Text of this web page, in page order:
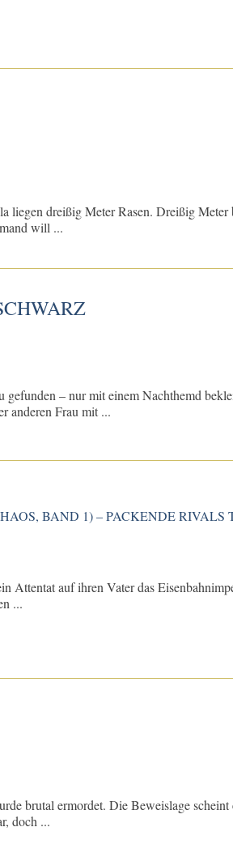
liegen dreißig Meter Rasen. Dreißig
will ...
– nur mit einem Nachthemd
anderen Frau mit ...
BAND 1) – PACKENDE RIVALS
Attentat auf ihren Vater das
...
brutal ermordet. Die Beweislage
doch ...